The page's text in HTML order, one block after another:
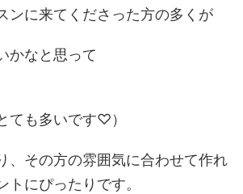
ンに来てくださった方の多くが
かなと思って
ても多いです♡）
、その方の雰囲気に合わせて作れ
トにぴったりです。